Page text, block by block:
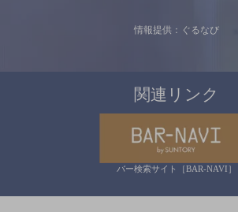
情報提供：ぐるなび
関連リンク
バー検索サイト［BAR-NAVI］